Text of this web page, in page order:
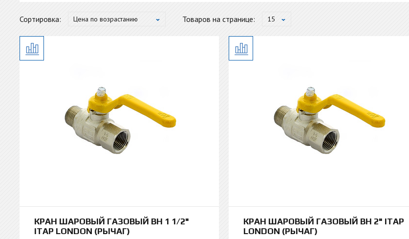
от до
Сортировка: Цена по возрастанию Товаров на странице: 15
КРАН ШАРОВЫЙ ГАЗОВЫЙ ВН 1 1/2"
ITAP LONDON (РЫЧАГ)
КРАН ШАРОВЫЙ ГАЗОВЫЙ ВН 2" ITAP
LONDON (РЫЧАГ)